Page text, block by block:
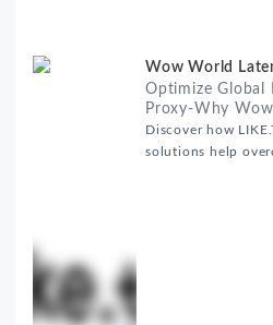
Wow World
Optimize Global
Proxy-Why
Global Marketing
Discover how
solutions help